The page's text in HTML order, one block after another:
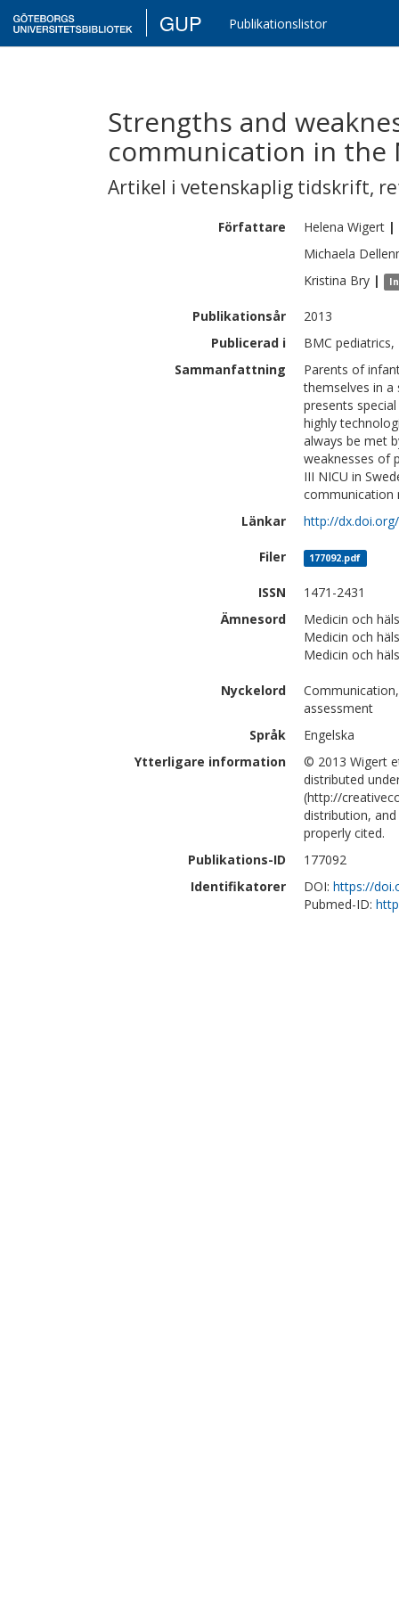
GUP Publikationslistor
Strengths and
communication in the
Artikel i vetenskaplig tidskrift,
Författare Helena Wigert |
Michaela
Kristina Bry |
Publikationsår
2013
Publicerad i
BMC pediatrics,
Sammanfattning
Parents of
themselves in
presents
highly
always be met
weaknesses of
III NICU in
communication
Länkar
http://
Filer 177092.pdf
ISSN
1471-2431
Ämnesord
Medicin och
Medicin och
Medicin och
Nyckelord
assessment
Språk
Engelska
Ytterligare information
© 2013 Wigert
distributed
(http://
distribution,
properly cited.
Publikations-ID
177092
Identifikatorer
DOI: https://
Pubmed-ID: